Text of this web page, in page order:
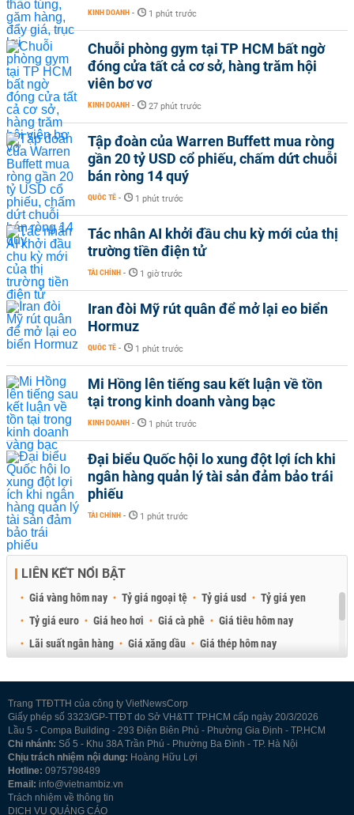
KINH DOANH - 1 phút trước
Chuỗi phòng gym tại TP HCM bất ngờ
đóng cửa tất cả cơ sở, hàng trăm hội
viên bơ vơ
KINH DOANH - 27 phút trước
Tập đoàn của Warren Buffett mua ròng
gần 20 tỷ USD cổ phiếu, chấm dứt chuỗi
bán ròng 14 quý
QUỐC TẾ - 1 phút trước
Tác nhân AI khởi đầu chu kỳ mới của thị
trường tiền điện tử
TÀI CHÍNH - 1 giờ trước
Iran đòi Mỹ rút quân để mở lại eo biển
Hormuz
QUỐC TẾ - 1 phút trước
Mi Hồng lên tiếng sau kết luận về tồn
tại trong kinh doanh vàng bạc
KINH DOANH - 1 phút trước
Đại biểu Quốc hội lo xung đột lợi ích khi
ngân hàng quản lý tài sản đảm bảo trái
phiếu
TÀI CHÍNH - 1 phút trước
LIÊN KẾT NỔI BẬT
Giá vàng hôm nay Tỷ giá ngoại tệ Tỷ giá usd
Tỷ giá yen
Tỷ giá euro
Giá heo hơi Giá cà phê
Giá tiêu hôm nay
Lãi suất ngân hàng
Giá xăng dầu
Giá thép hôm nay
Trang TTĐTTH của công ty VietNewsCorp
Giấy phép số 3323/GP-TTĐT do Sở VH&TT TP.HCM cấp ngày 20/3/2026
Lầu 5 - Compa Building - 293 Điện Biên Phủ - Phường Gia Định - TP.HCM
Chi nhánh: Số 5 - Khu 38A Trần Phú - Phường Ba Đình - TP. Hà Nội
Chịu trách nhiệm nội dung: Hoàng Hữu Lợi
Hotline: 0975798489
Email: info@vietnambiz.vn
Trách nhiệm về thông tin
DỊCH VỤ QUẢNG CÁO